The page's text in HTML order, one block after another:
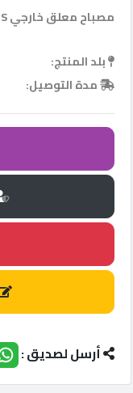
Company
2022
مصباح معلق خارجي 1465S - أبيض
بلد المنتج:
مدة التوصيل:
أرسل لصديق :